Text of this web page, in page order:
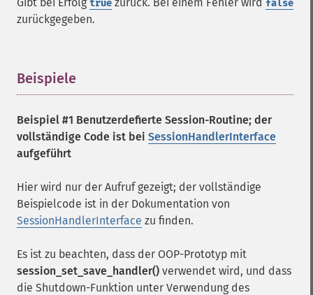
true false
zurückgegeben.
Beispiele
Beispiel #1 Benutzerdefierte Session-Routine; der
vollständige Code ist bei SessionHandlerInterface
aufgeführt
Hier wird nur der Aufruf gezeigt; der vollständige
Beispielcode ist in der Dokumentation von
SessionHandlerInterface zu finden.
Es ist zu beachten, dass der OOP-Prototyp mit
session_set_save_handler() verwendet wird, und dass
die Shutdown-Funktion unter Verwendung des